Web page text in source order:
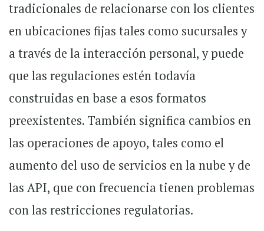
tradicionales de relacionarse con los clientes
en ubicaciones fijas tales como sucursales y
a través de la interacción personal, y puede
que las regulaciones estén todavía
construidas en base a esos formatos
preexistentes. También significa cambios en
las operaciones de apoyo, tales como el
aumento del uso de servicios en la nube y de
las API, que con frecuencia tienen problemas
con las restricciones regulatorias.